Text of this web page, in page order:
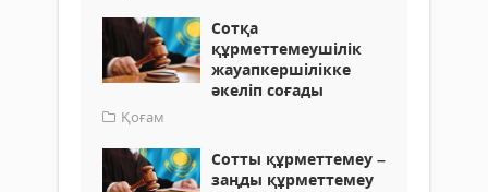
Сотқа
құрметтемеушілік
жауапкершілікке
әкеліп соғады
Қоғам
Сотты құрметтемеу –
заңды құрметтемеу